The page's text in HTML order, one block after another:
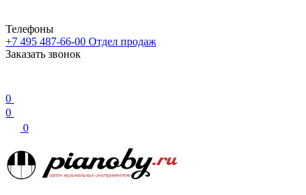
Телефоны
+7 495 487-66-00 Отдел продаж
Заказать звонок
0
0
0